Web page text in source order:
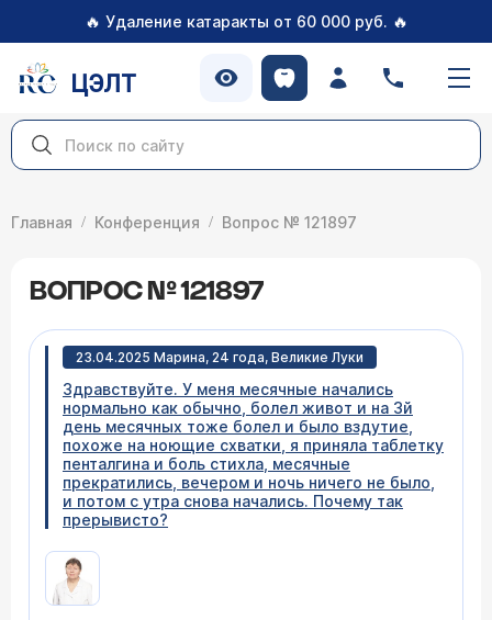
🔥 Удаление катаракты от 60 000 руб. 🔥
ЦЭЛТ
Главная Конференция Вопрос № 121897
ВОПРОС № 121897
23.04.2025 Марина, 24 года, Великие Луки
Здравствуйте. У меня месячные начались
нормально как обычно, болел живот и на 3й
день месячных тоже болел и было вздутие,
похоже на ноющие схватки, я приняла таблетку
пенталгина и боль стихла, месячные
прекратились, вечером и ночь ничего не было,
и потом с утра снова начались. Почему так
прерывисто?